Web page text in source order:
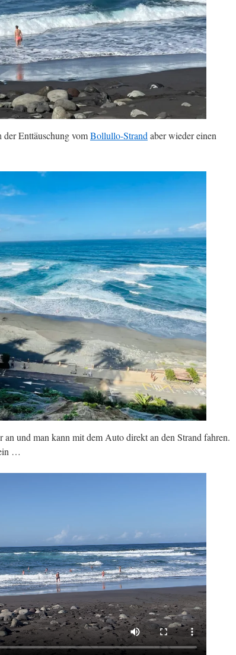
der Enttäuschung vomBollullo-Strand aber wieder einen
und man kann mit dem Auto direkt an den Strand fahren.
…